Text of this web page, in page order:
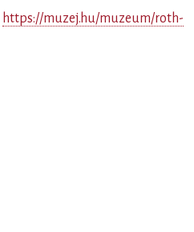
https://muzej.hu/muzeum/roth-